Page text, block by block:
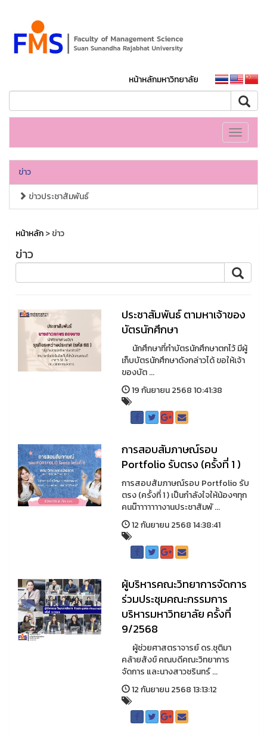
หน้าหลักมหาวิทยาลัย
Toggle
ข่าว
ข่าวประชาสัมพันธ์
หน้าหลัก> ข่าว
ข่าว
ประชาสัมพันธ์ ตามหาเจ้าของ
บัตรนักศึกษา
นักศึกษาที่ทำบัตรนักศึกษาตกไว้ มีผู้
เก็บบัตรนักศึกษาดังกล่าวได้ ขอให้เจ้า
ของบัต ...
19 กันยายน 2568 10:41:38
การสอบสัมภาษณ์รอบ
Portfolio รับตรง (ครั้งที่ 1 )
การสอบสัมภาษณ์รอบ Portfolio รับ
ตรง (ครั้งที่ 1 ) เป็นกำลังใจให้น้องๆทุก
คนน๊าาาาาาางานประชาสัมพั ...
12 กันยายน 2568 14:38:41
ผู้บริหารคณะวิทยาการจัดการ
ร่วมประชุมคณะกรรมการ
บริหารมหาวิทยาลัย ครั้งที่
9/2568
ผู้ช่วยศาสตราจารย์ ดร.ชุติมา
คล้ายสังข์ คณบดีคณะวิทยาการ
จัดการ และนางสาวชรินทร์ ...
12 กันยายน 2568 13:13:12